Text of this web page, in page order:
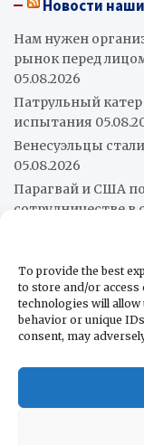
To provide the best
to store and/or
technologies will allow
behavior or unique
consent, may
Новости
Нам нужен
рынок перед
05.08.2026
Патрульный
испытания
Венесуэльцы
05.08.2026
Парагвай и США
сотрудничестве
отношений с
Всемирный банк
инфляции в
Более 16
Подоплёка
Экспорт нефти
из-за снижения